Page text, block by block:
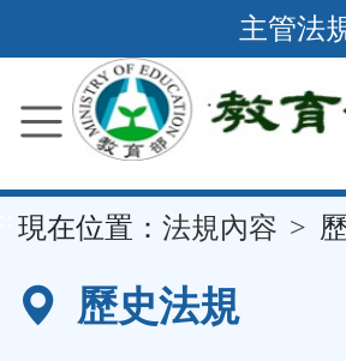
到
要
容
區
主管法
現在位置： 法規內容
歷史法規